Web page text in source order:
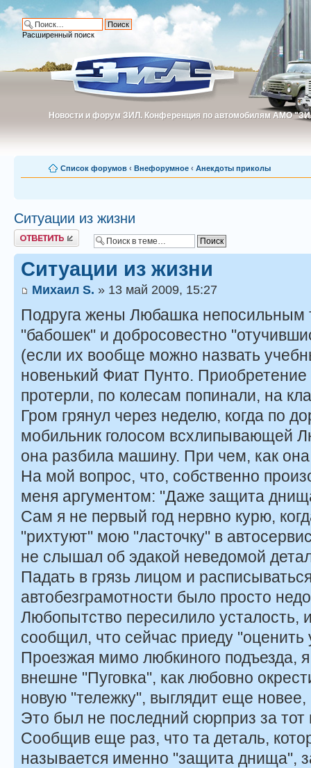
Новости и форум ЗИЛ. Конференция по автомобилям АМО
Новости и форум ЗИЛ. Конференция по автомобилям АМО
Расширенный поиск
Список форумов ‹ Внефорумное ‹ Анекдоты приколы
Ситуации из жизни
Ответить
Ситуации из жизни
Михаил S. » 13 май 2009, 15:27
Подруга жены Любашка непосильным
"бабошек" и добросовестно
(если их вообще можно назвать
новенький Фиат Пунто.
протерли, по колесам попинали, на
Гром грянул через неделю, когда по
мобильник голосом всхлипывающей
она разбила машину. При чем, как
На мой вопрос, что, собственно
меня аргументом: "Даже защита
Сам я не первый год нервно курю,
"рихтуют" мою "ласточку" в
не слышал об эдакой неведомой
Падать в грязь лицом и
автобезграмотности было просто
Любопытство пересилило усталость,
сообщил, что сейчас приеду
Проезжая мимо любкиного подъезда,
внешне "Пуговка", как любовно
новую "тележку", выглядит еще
Это был не последний сюрприз за тот
Сообщив еще раз, что та деталь,
называется именно "защита днища",